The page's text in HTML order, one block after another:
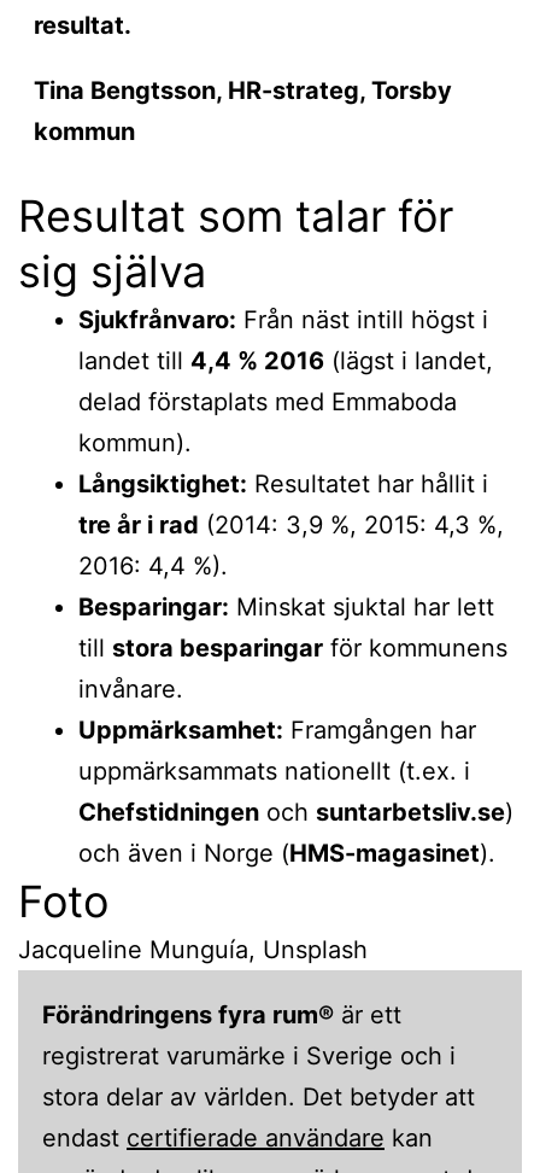
resultat.
Tina Bengtsson, HR-strateg, Torsby
kommun
Resultat som talar för
sig själva
Sjukfrånvaro: Från näst intill högst i
landet till 4,4 % 2016 (lägst i landet,
delad förstaplats med Emmaboda
kommun).
Långsiktighet: Resultatet har hållit i
tre år i rad (2014: 3,9 %, 2015: 4,3 %,
2016: 4,4 %).
Besparingar: Minskat sjuktal har lett
till stora besparingar för kommunens
invånare.
Uppmärksamhet: Framgången har
uppmärksammats nationellt (t.ex. i
Chefstidningen och suntarbetsliv.se)
och även i Norge (HMS-magasinet).
Foto
Jacqueline Munguía, Unsplash
Förändringens fyra rum® är ett
registrerat varumärke i Sverige och i
stora delar av världen. Det betyder att
endast certifierade användare kan